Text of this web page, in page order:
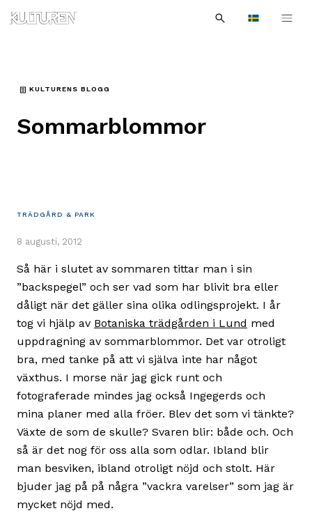
navigationen
innehållet
Languages
efter:
Sök
KULTURENS BLOGG
Sommarblommor
TRÄDGÅRD & PARK
8 augusti, 2012
Så här i slutet av sommaren tittar man i sin
”backspegel” och ser vad som har blivit bra eller
dåligt när det gäller sina olika odlingsprojekt. I år
tog vi hjälp av Botaniska trädgården i Lund med
uppdragning av sommarblommor. Det var otroligt
bra, med tanke på att vi själva inte har något
växthus. I morse när jag gick runt och
fotograferade mindes jag också Ingegerds och
mina planer med alla fröer. Blev det som vi tänkte?
Växte de som de skulle? Svaren blir: både och. Och
så är det nog för oss alla som odlar. Ibland blir
man besviken, ibland otroligt nöjd och stolt. Här
bjuder jag på på några ”vackra varelser” som jag är
mycket nöjd med.